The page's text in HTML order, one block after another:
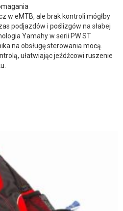
w eMTB, ale brak kontroli mógłby
podjazdów i poślizgów na słabej
Yamahy w serii PW ST
na obsługę sterowania mocą.
ułatwiając jeźdźcowi ruszenie